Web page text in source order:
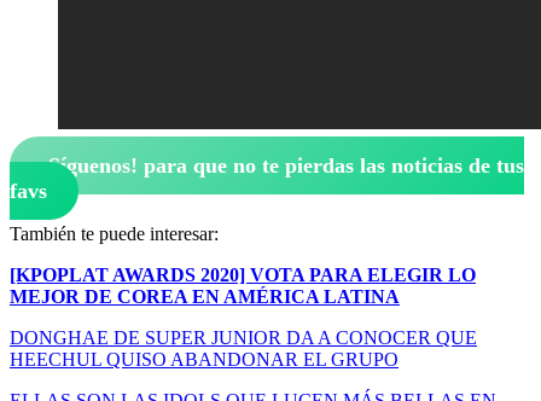
¡Síguenos! para que no te pierdas las noticias de tus
favs
También te puede interesar:
[KPOPLAT AWARDS 2020] VOTA PARA ELEGIR LO
MEJOR DE COREA EN AMÉRICA LATINA
DONGHAE DE SUPER JUNIOR DA A CONOCER QUE
HEECHUL QUISO ABANDONAR EL GRUPO